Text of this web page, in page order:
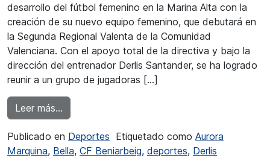
desarrollo del fútbol femenino en la Marina Alta con la
creación de su nuevo equipo femenino, que debutará en
la Segunda Regional Valenta de la Comunidad
Valenciana. Con el apoyo total de la directiva y bajo la
dirección del entrenador Derlis Santander, se ha logrado
reunir a un grupo de jugadoras […]
Leer más…
Publicado en Deportes Etiquetado como Aurora
Marquina, Bella, CF Beniarbeig, deportes, Derlis